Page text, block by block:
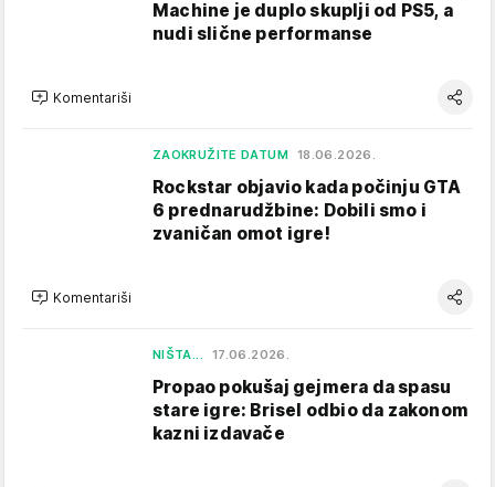
Machine je duplo skuplji od PS5, a
nudi slične performanse
Komentariši
ZAOKRUŽITE DATUM 18.06.2026.
Rockstar objavio kada počinju GTA
6 prednarudžbine: Dobili smo i
zvaničan omot igre!
Komentariši
NIŠTA... 17.06.2026.
Propao pokušaj gejmera da spasu
stare igre: Brisel odbio da zakonom
kazni izdavače